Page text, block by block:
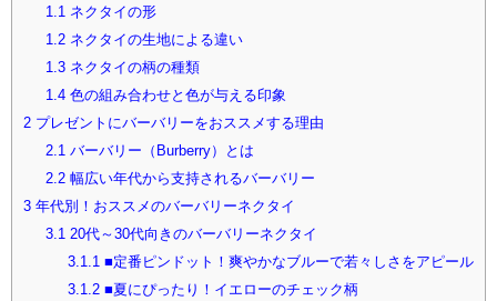
1.1 ネクタイの形
1.2ネクタイの生地による違い
1.3ネクタイの柄の種類
1.4色の組み合わせと色が与える印象
2 プレゼントにバーバリーをおススメする理由
2.1 バーバリー（Burberry）とは
2.2幅広い年代から支持されるバーバリー
3 年代別！おススメのバーバリーネクタイ
3.1 20代～30代向きのバーバリーネクタイ
3.1.1 ■定番ピンドット！爽やかなブルーで若々しさをアピール
3.1.2■夏にぴったり！イエローのチェック柄